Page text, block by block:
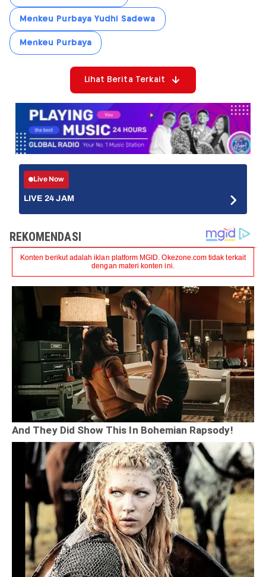
Menkeu Purbaya Yudhi Sadewa
Menkeu Purbaya
Lihat Berita Terkait
Live Now
LIVE 24 JAM